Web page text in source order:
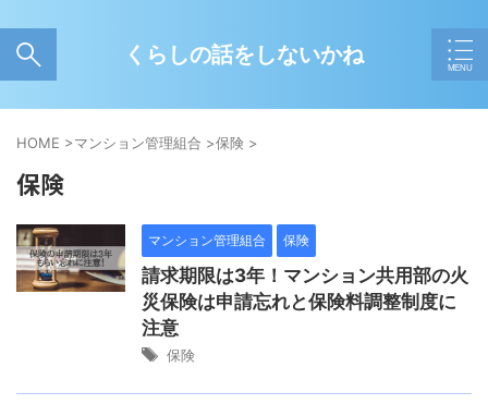
くらしの話をしないかね
HOME >マンション管理組合 >保険 >
保険
マンション管理組合 保険
請求期限は3年！マンション共用部の火
災保険は申請忘れと保険料調整制度に
注意
保険